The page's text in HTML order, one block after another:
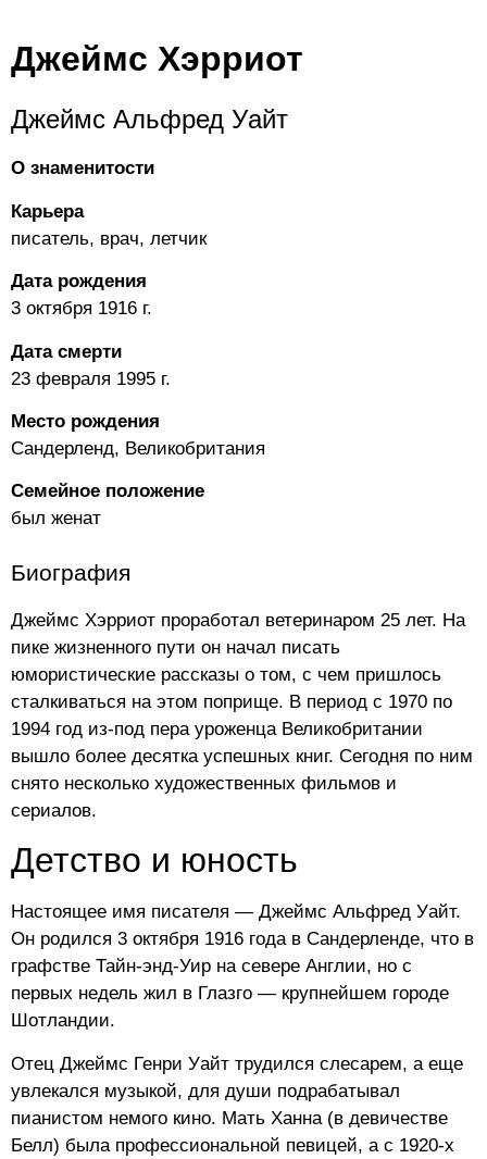
Джеймс Хэрриот
Джеймс Альфред Уайт
О знаменитости
Карьера
писатель, врач, летчик
Дата рождения
3 октября 1916 г.
Дата смерти
23 февраля 1995 г.
Место рождения
Сандерленд, Великобритания
Семейное положение
был женат
Биография
Джеймс Хэрриот проработал ветеринаром 25 лет. На
пике жизненного пути он начал писать
юмористические рассказы о том, с чем пришлось
сталкиваться на этом поприще. В период с 1970 по
1994 год из-под пера уроженца Великобритании
вышло более десятка успешных книг. Сегодня по ним
снято несколько художественных фильмов и
сериалов.
Детство и юность
Настоящее имя писателя — Джеймс Альфред Уайт.
Он родился 3 октября 1916 года в Сандерленде, что в
графстве Тайн-энд-Уир на севере Англии, но с
первых недель жил в Глазго — крупнейшем городе
Шотландии.
Отец Джеймс Генри Уайт трудился слесарем, а еще
увлекался музыкой, для души подрабатывал
пианистом немого кино. Мать Ханна (в девичестве
Белл) была профессиональной певицей, а с 1920-х